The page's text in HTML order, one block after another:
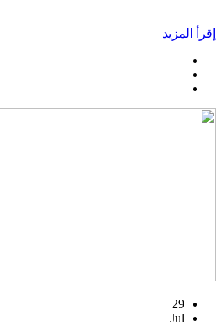
إقرأ المزيد
29
Jul